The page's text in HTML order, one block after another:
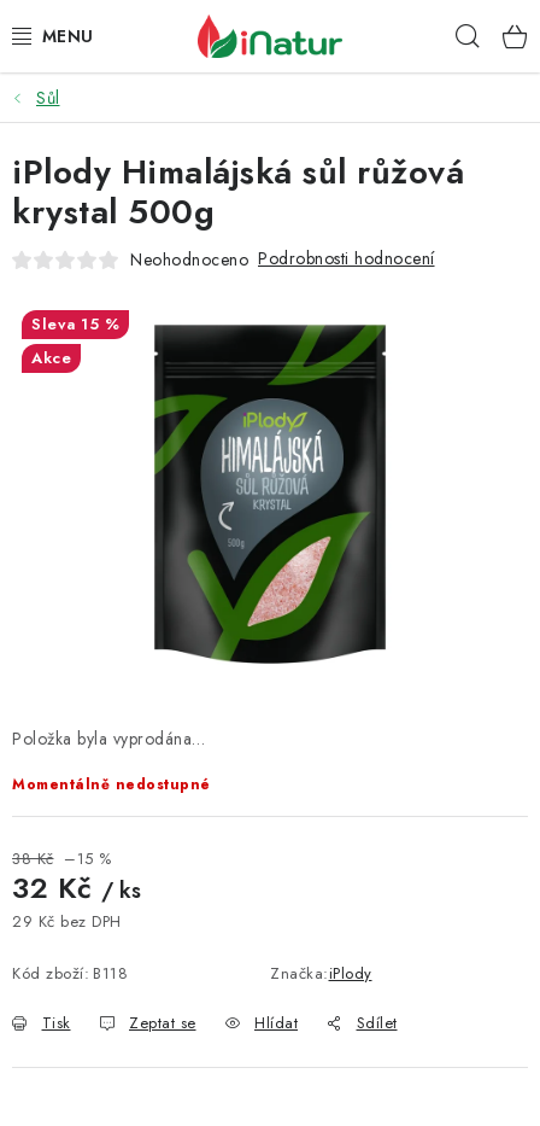
na
POTRAVINY
OŘECHY A SUŠENÉ PLODY
SNACKY
EKO DROGERIE A KOSMETIKA
DOPRAVA A PLATBA
Doprava a platba Velkoobchod
Reklamace a vrácení zboží
Podmínky ochrany osobních údajů
Sůl
Položka byla vyprodána…
Momentálně nedostupné
38 Kč –15 %
32 Kč / ks
29 Kč bez DPH
Kód zboží: B118 Značka:iPlody
Tisk Zeptat se Hlídat Sdílet
iPlody Himalájská sůl růžová
krystal 500g
Neohodnoceno Podrobnosti hodnocení
15 %
Akce